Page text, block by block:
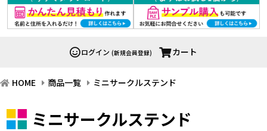
ログイン (新規会員登録) カート
HOME 商品一覧 ミニサークルステンド
ミニサークルステンド